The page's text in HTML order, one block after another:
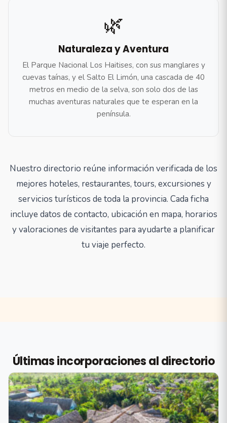
🌿
Naturaleza y Aventura
El Parque Nacional Los Haitises, con sus manglares y
cuevas taínas, y el Salto El Limón, una cascada de 40
metros en medio de la selva, son solo dos de las
muchas aventuras naturales que te esperan en la
península.
Nuestro directorio reúne información verificada de los
mejores hoteles, restaurantes, tours, excursiones y
servicios turísticos de toda la provincia. Cada ficha
incluye datos de contacto, ubicación en mapa, horarios
y valoraciones de visitantes para ayudarte a planificar
tu viaje perfecto.
Últimas incorporaciones al directorio